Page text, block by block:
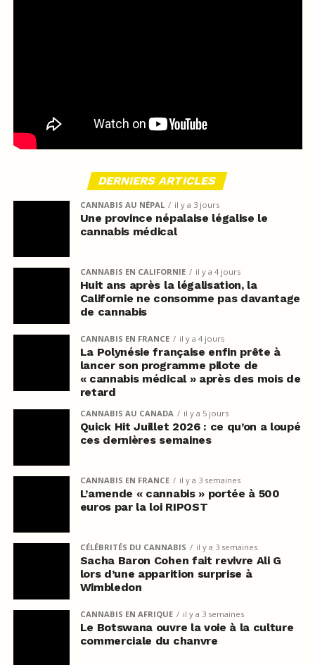
DERNIERS ARTICLES
CANNABIS AU NÉPAL il y a 3 jours
Une province népalaise légalise le
cannabis médical
CANNABIS EN CALIFORNIE il y a 4 jours
Huit ans après la légalisation, la
Californie ne consomme pas davantage
de cannabis
CANNABIS EN FRANCE il y a 4 jours
La Polynésie française enfin prête à
lancer son programme pilote de
« cannabis médical » après des mois de
retard
CANNABIS AU CANADA il y a 5 jours
Quick Hit Juillet 2026 : ce qu’on a loupé
ces dernières semaines
CANNABIS EN FRANCE il y a 3 semaines
L’amende « cannabis » portée à 500
euros par la loi RIPOST
CÉLÉBRITÉS DU CANNABIS il y a 3 semaines
Sacha Baron Cohen fait revivre Ali G
lors d’une apparition surprise à
Wimbledon
CANNABIS EN AFRIQUE il y a 3 semaines
Le Botswana ouvre la voie à la culture
commerciale du chanvre